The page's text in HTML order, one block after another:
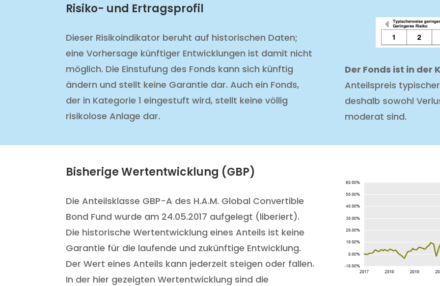
Risiko- und Ertragsprofil
Dieser Risikoindikator beruht auf historischen Daten;
eine Vorhersage künftiger Entwicklungen ist damit nicht
möglich. Die Einstufung des Fonds kann sich künftig
ändern und stellt keine Garantie dar. Auch ein Fonds,
der in Kategorie 1 eingestuft wird, stellt keine völlig
risikolose Anlage dar.
Der Fonds ist in
Anteilspreis
deshalb sowohl
moderat sind.
Bisherige Wertentwicklung (GBP)
Die Anteilsklasse GBP-A des H.A.M. Global Convertible
Bond Fund wurde am 24.05.2017 aufgelegt (liberiert).
Die historische Wertentwicklung eines Anteils ist keine
Garantie für die laufende und zukünftige Entwicklung.
Der Wert eines Anteils kann jederzeit steigen oder fallen.
In der hier gezeigten Wertentwicklung sind die